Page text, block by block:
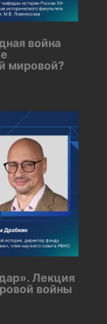
война
мировой?
Лекция
войны